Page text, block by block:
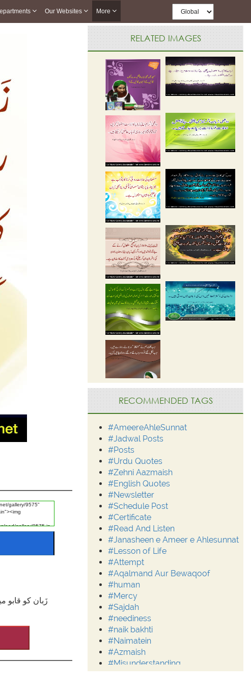
Our Websites More
زَبان کو قابو
RELATED IMAGES
RECOMMENDED TAGS
#AmeereAhleSunnat
#Jadwal Posts
#Posts
#Urdu Quotes
#Zehni Aazmaish
#English Quotes
#Newsletter
#Schedule Post
#Certificate
#Read And Listen
#Janasheen e Ameer e Ahlesunnat
#Lesson of Life
#Attempt
#Aqalmand Aur Bewaqoof
#human
#Mercy
#Sajdah
#neediness
#naik bakhti
#Naimatein
#Azmaish
#Misunderstanding
#Moderation